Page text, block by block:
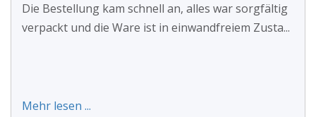
Die Bestellung kam schnell an, alles war sorgfältig
verpackt und die Ware ist in einwandfreiem Zusta...
Mehr lesen ...